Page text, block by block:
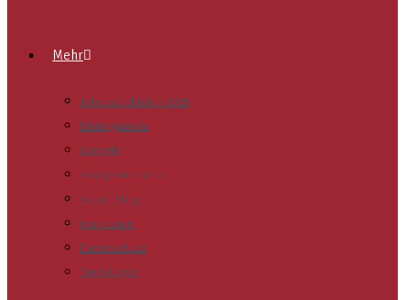
Mehr
Jahresrückblick 2025
Bildergalerie
Kontakt
Gruppenchronik
Scout-Shop
Impressum
Datenschutz
Team Login